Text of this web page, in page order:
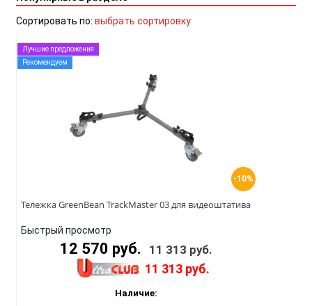
Сортировать по: выбрать сортировку
-10%
Лучшие предложения
Рекомендуем
Тележка GreenBean TrackMaster 03 для видеоштатива
Быстрый просмотр
12 570 руб. 11 313 руб.
11 313 руб.
Наличие: